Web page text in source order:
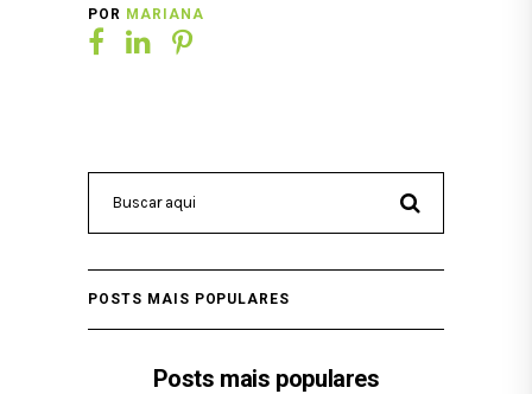
POR MARIANA
POSTS MAIS POPULARES
Posts mais populares